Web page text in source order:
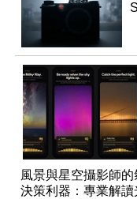
風景與星空攝影師的
決策利器：專業解讀